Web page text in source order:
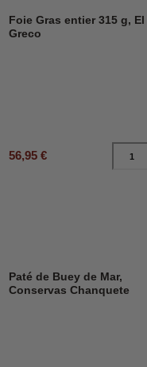
Foie Gras entier 315 g, El
Greco
56,95 €
Paté de Buey de Mar,
Conservas Chanquete